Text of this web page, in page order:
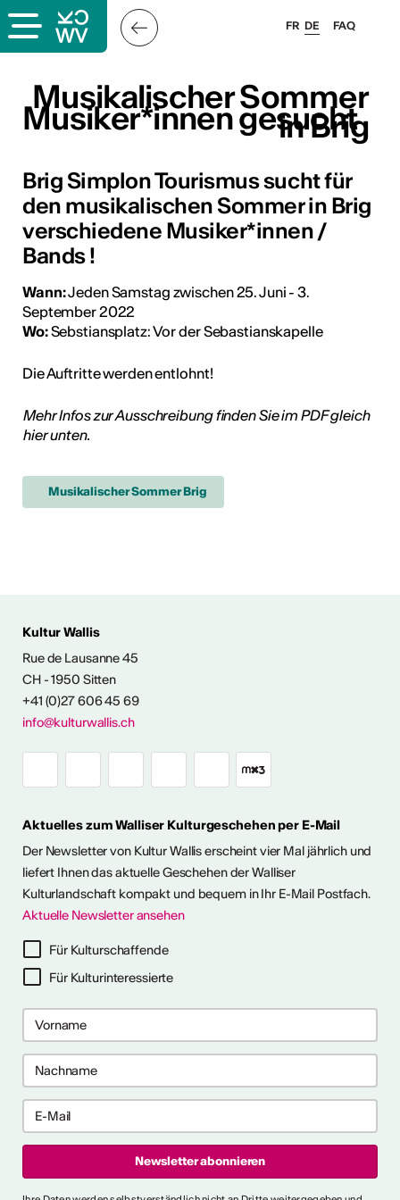
Ausstellungen
Himmel im Wallis
Kunst im Freien so richtig
eine kleine aber feine
im Wallis
2027 in Prag
bis 28. April 2027) ist ein 10-
für Recherche-,
Es bietet
kollektive Begleitung und
10. September
FAQ
FR DE
Musikalischer Sommer
in Brig
Musiker*innen gesucht
Musikalischer Sommer
in Brig
Musiker*innen gesucht
Brig Simplon Tourismus sucht für
den musikalischen Sommer in Brig
verschiedene Musiker*innen /
Bands !
Wann:Jeden Samstag zwischen 25. Juni - 3.
September 2022
Wo:Sebstiansplatz: Vor der Sebastianskapelle
Die Auftritte werden entlohnt!
Mehr Infos zur Ausschreibung finden Sie im PDF gleich
hier unten.
Musikalischer Sommer Brig
Kultur Wallis
Rue de Lausanne 45
CH - 1950 Sitten
+41 (0)27 606 45 69
info@kulturwallis.ch
Aktuelles zum Walliser Kulturgeschehen per E-Mail
Der Newsletter von Kultur Wallis erscheint vier Mal jährlich und
liefert Ihnen das aktuelle Geschehen der Walliser
Kulturlandschaft kompakt und bequem in Ihr E-Mail Postfach.
Aktuelle Newsletter ansehen
Für Kulturschaffende
Für Kulturinteressierte